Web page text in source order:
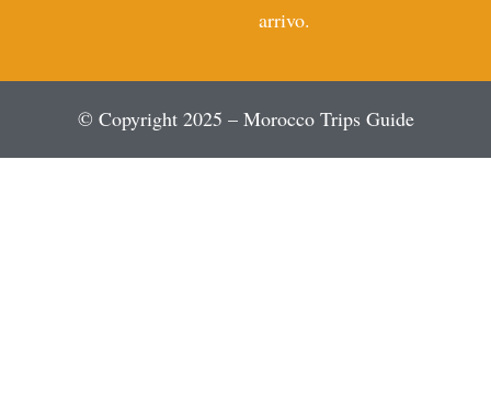
arrivo.
© Copyright 2025 – Morocco Trips Guide